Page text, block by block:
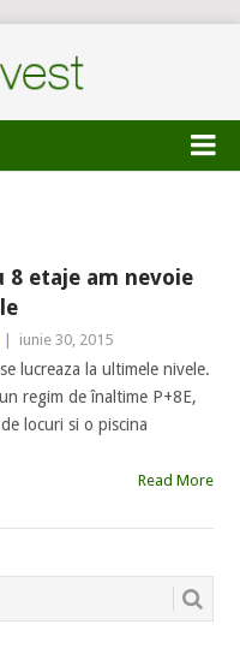
8 etaje am nevoie
iunie 30, 2015
lucreaza la ultimele nivele.
regim de înaltime P+8E,
locuri si o piscina
Read More